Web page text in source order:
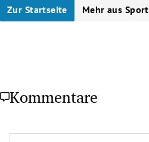
Zur Startseite Mehr aus Sport
Kommentare